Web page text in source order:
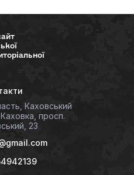
Каховський
просп.
23